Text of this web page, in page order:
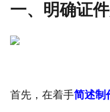
一、明确证
首先，在着手简述制